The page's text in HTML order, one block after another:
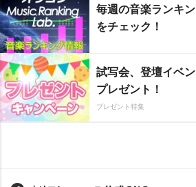
毎週の音楽ランキ
をチェック！
試写会、登壇イベ
プレゼント！
プレゼント特集